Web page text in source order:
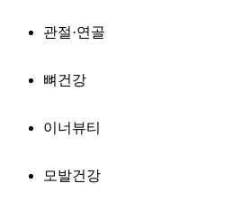
관절·연골
뼈건강
이너뷰티
모발건강